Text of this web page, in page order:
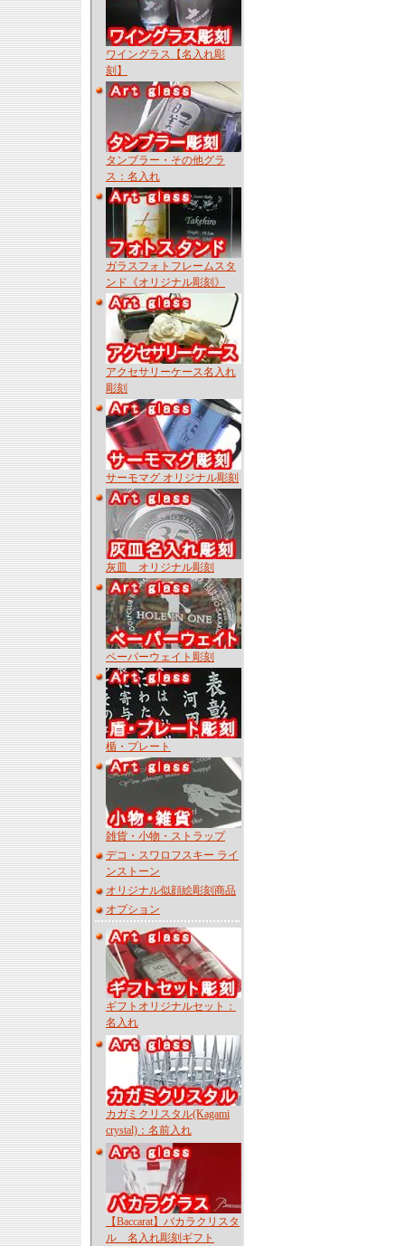
ワイングラス【名入れ彫
刻】
タンブラー・その他グラ
ス：名入れ
ガラスフォトフレームスタ
ンド《オリジナル彫刻》
アクセサリーケース名入れ
彫刻
サーモマグ オリジナル彫刻
灰皿 オリジナル彫刻
ペーパーウェイト彫刻
楯・プレート
雑貨・小物・ストラップ
デコ・スワロフスキー ライ
ンストーン
オリジナル似顔絵彫刻商品
オプション
ギフトオリジナルセット：
名入れ
カガミクリスタル(Kagami
crystal)：名前入れ
【Baccarat】バカラクリスタ
ル 名入れ彫刻ギフト